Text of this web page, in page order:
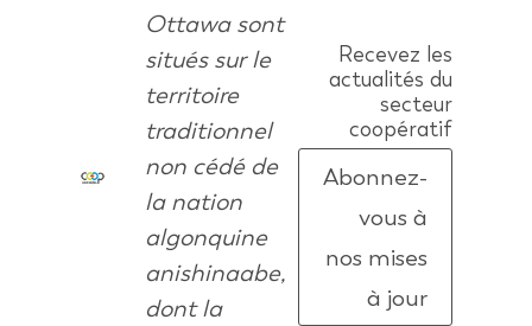
Ottawa sont
situés sur le
territoire
traditionnel
non cédé de
la nation
algonquine
anishinaabe,
dont la
Recevez les
actualités du
secteur
coopératif
Abonnez-
vous à
nos mises
à jour